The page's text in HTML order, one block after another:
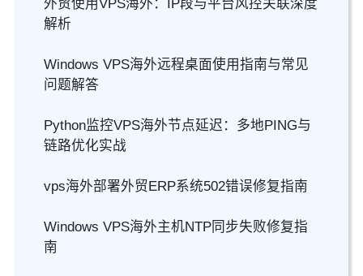
外贸使用VPS海外：IP段与平台风控关联深度
解析
Windows VPS海外远程桌面使用指南与常见
问题解答
Python监控VPS海外节点延迟：多地PING与
链路优化实战
vps海外部署外贸ERP系统502错误修复指南
Windows VPS海外主机NTP同步失败修复指
南